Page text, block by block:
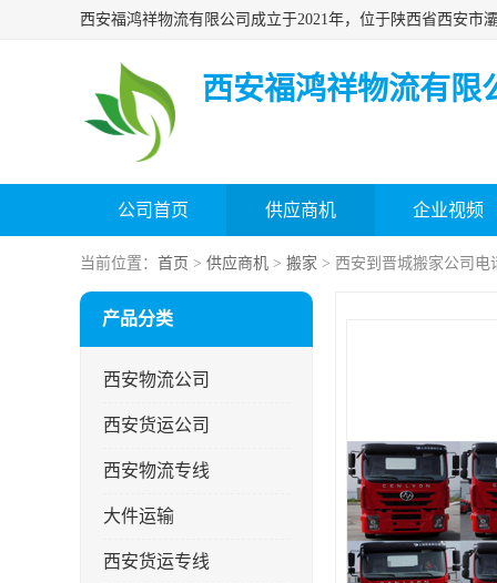
西安福鸿祥物流有限
公司首页 供应商机 企业视频
当前位置： 首页 > 供应商机 > 搬家 > 西安到晋城搬家公司电
产品分类
西安物流公司
西安货运公司
西安物流专线
大件运输
西安货运专线